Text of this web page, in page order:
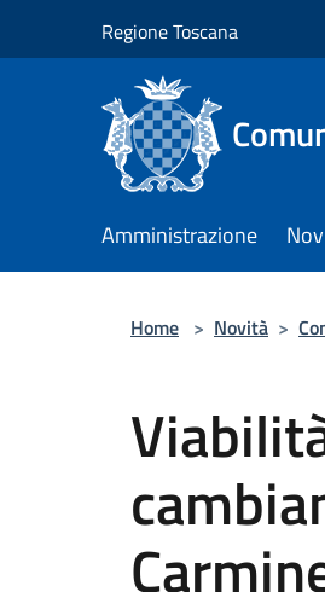
Regione Toscana
Amministrazione
Home > Novità >